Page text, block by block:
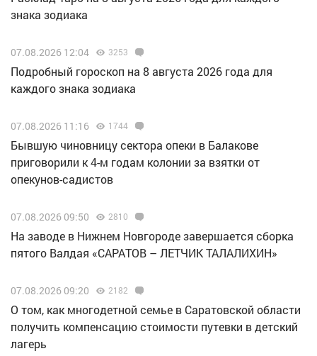
знака зодиака
07.08.2026 12:04 3253
Подробный гороскоп на 8 августа 2026 года для
каждого знака зодиака
07.08.2026 11:16 1744
Бывшую чиновницу сектора опеки в Балакове
приговорили к 4-м годам колонии за взятки от
опекунов-садистов
07.08.2026 09:50 2810
Н️а заводе в Нижнем Новгороде завершается сборка
пятого Валдая «САРАТОВ – ЛЕТЧИК ТАЛАЛИХИН»
07.08.2026 09:20 2182
О том, как многодетной семье в Саратовской области
получить компенсацию стоимости путевки в детский
лагерь